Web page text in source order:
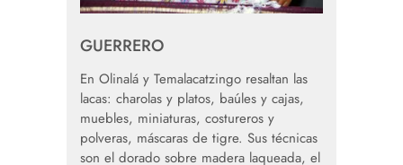
GUERRERO
En Olinalá y Temalacatzingo resaltan las
lacas: charolas y platos, baúles y cajas,
muebles, miniaturas, costureros y
polveras, máscaras de tigre. Sus técnicas
son el dorado sobre madera laqueada, el